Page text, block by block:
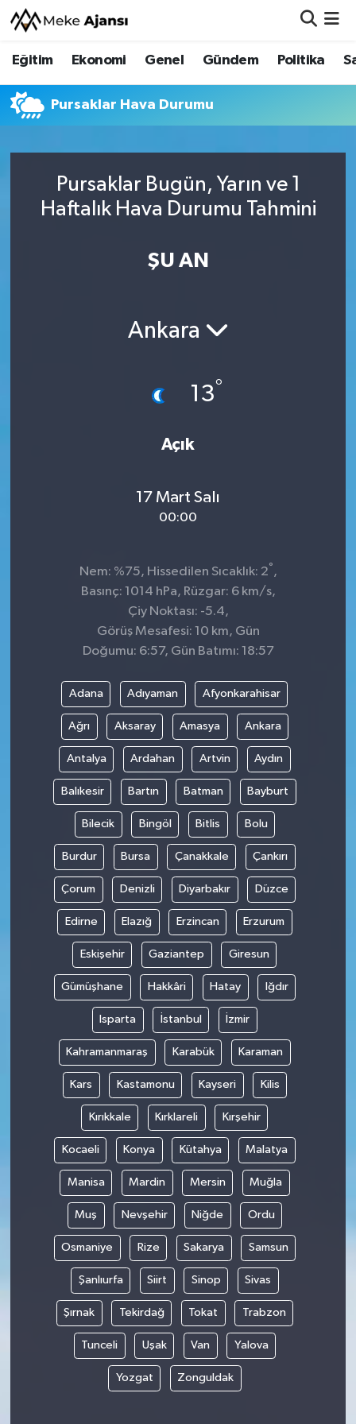
Eğitim Ekonomi Genel Gündem Politika
Pursaklar Hava Durumu
Pursaklar Bugün, Yarın ve 1
Haftalık Hava Durumu Tahmini
ŞU AN
Ankara
13°
Açık
17 Mart Salı
00:00
Nem: %75, Hissedilen Sıcaklık: 2° ,
Basınç: 1014 hPa, Rüzgar: 6 km/s,
Çiy Noktası: -5.4,
Görüş Mesafesi: 10 km, Gün
Doğumu: 6:57, Gün Batımı: 18:57
Adana Adıyaman Afyonkarahisar
Ağrı Aksaray Amasya Ankara
Antalya Ardahan Artvin Aydın
Balıkesir Bartın Batman Bayburt
Bilecik Bingöl Bitlis Bolu
Burdur Bursa Çanakkale Çankırı
Çorum Denizli Diyarbakır Düzce
Edirne Elazığ Erzincan Erzurum
Eskişehir Gaziantep Giresun
Gümüşhane Hakkâri Hatay Iğdır
Isparta İstanbul İzmir
Kahramanmaraş Karabük Karaman
Kars Kastamonu Kayseri Kilis
Kırıkkale Kırklareli Kırşehir
Kocaeli Konya Kütahya Malatya
Manisa Mardin Mersin Muğla
Muş Nevşehir Niğde Ordu
Osmaniye Rize Sakarya Samsun
Şanlıurfa Siirt Sinop Sivas
Şırnak Tekirdağ Tokat Trabzon
Tunceli Uşak Van Yalova
Yozgat Zonguldak
Eğitim
Ekonomi
Gündem
Nöbetçi Eczaneler
Hava Durumu
Trafik Durumu